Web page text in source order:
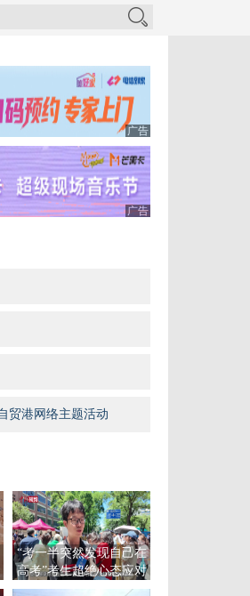
广告
广告
贸港网络主题活动
“考一半突然发现自己在
高考”考生超绝心态应对
高考